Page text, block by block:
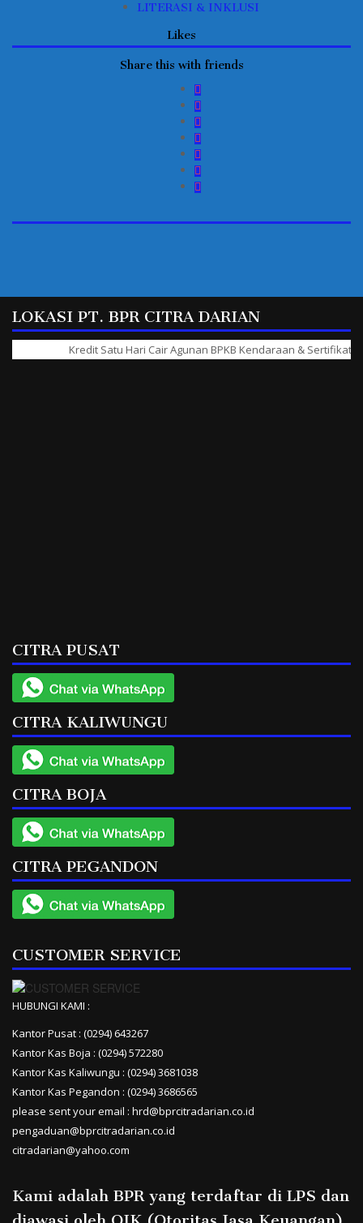
LITERASI & INKLUSI
Likes
Share this with friends
LOKASI PT. BPR CITRA DARIAN
Kredit Satu Hari Cair Agunan BPKB Kendaraan & Sertifikat
CITRA PUSAT
CITRA KALIWUNGU
CITRA BOJA
CITRA PEGANDON
CUSTOMER SERVICE
HUBUNGI KAMI :
Kantor Pusat : (0294) 643267
Kantor Kas Boja : (0294) 572280
Kantor Kas Kaliwungu : (0294) 3681038
Kantor Kas Pegandon : (0294) 3686565
please sent your email : hrd@bprcitradarian.co.id
pengaduan@bprcitradarian.co.id
citradarian@yahoo.com
Kami adalah BPR yang terdaftar di LPS dan